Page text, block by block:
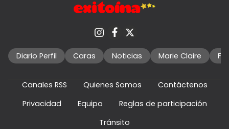
Diario Perfil Caras Noticias Marie Claire
Canales RSS Quienes Somos
Contáctenos
Privacidad
Equipo
Reglas de participación
Tránsito